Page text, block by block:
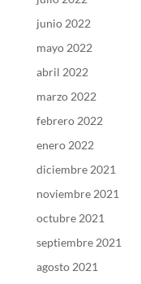
junio 2022
mayo 2022
abril 2022
marzo 2022
febrero 2022
enero 2022
diciembre 2021
noviembre 2021
octubre 2021
septiembre 2021
agosto 2021